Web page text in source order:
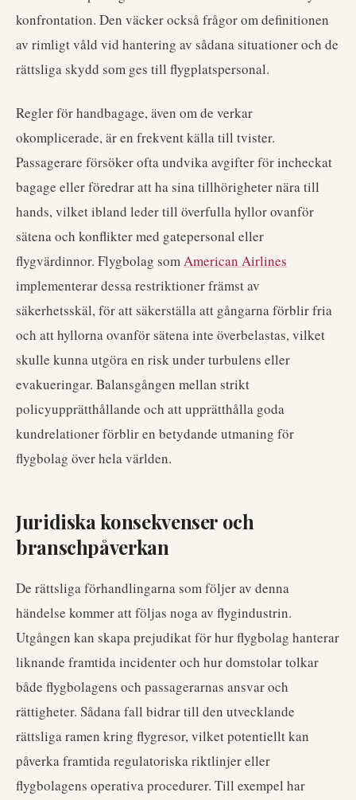
konfrontation. Den väcker också frågor om definitionen
av rimligt våld vid hantering av sådana situationer och de
rättsliga skydd som ges till flygplatspersonal.
Regler för handbagage, även om de verkar
okomplicerade, är en frekvent källa till tvister.
Passagerare försöker ofta undvika avgifter för incheckat
bagage eller föredrar att ha sina tillhörigheter nära till
hands, vilket ibland leder till överfulla hyllor ovanför
sätena och konflikter med gatepersonal eller
flygvärdinnor. Flygbolag somAmerican Airlines
implementerar dessa restriktioner främst av
säkerhetsskäl, för att säkerställa att gångarna förblir fria
och att hyllorna ovanför sätena inte överbelastas, vilket
skulle kunna utgöra en risk under turbulens eller
evakueringar. Balansgången mellan strikt
policyupprätthållande och att upprätthålla goda
kundrelationer förblir en betydande utmaning för
flygbolag över hela världen.
Juridiska konsekvenser och
branschpåverkan
De rättsliga förhandlingarna som följer av denna
händelse kommer att följas noga av flygindustrin.
Utgången kan skapa prejudikat för hur flygbolag hanterar
liknande framtida incidenter och hur domstolar tolkar
både flygbolagens och passagerarnas ansvar och
rättigheter. Sådana fall bidrar till den utvecklande
rättsliga ramen kring flygresor, vilket potentiellt kan
påverka framtida regulatoriska riktlinjer eller
flygbolagens operativa procedurer. Till exempel har